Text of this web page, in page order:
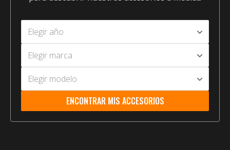
CON AJUSTE
DE FÁBRICA
personalizado — fibra de
carbono real, cromo y color a
juego, cortado para tu vehículo
e instalado en minutos.
Elegir año
Elegir marca
Elegir modelo
ENCONTRAR MIS ACCESORIOS